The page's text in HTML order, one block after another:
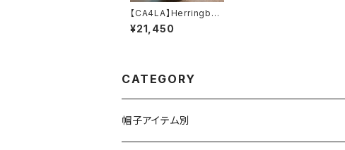
【CA4LA】Herringbon
e FLIGHT 飛行
帽 AKM00094
¥21,450
CATEGORY
帽子アイテム別